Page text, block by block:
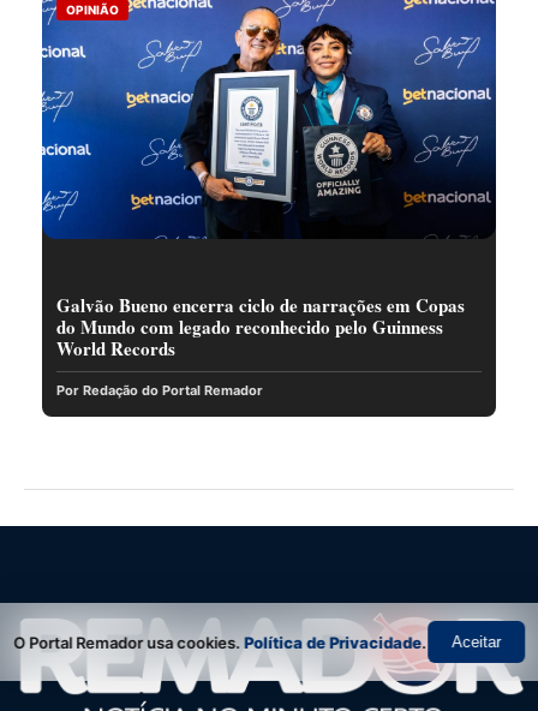
OPINIÃO
Galvão Bueno encerra ciclo de narrações em Copas
do Mundo com legado reconhecido pelo Guinness
World Records
Por Redação do Portal Remador
O Portal Remador usa cookies.Política de Privacidade. Aceitar